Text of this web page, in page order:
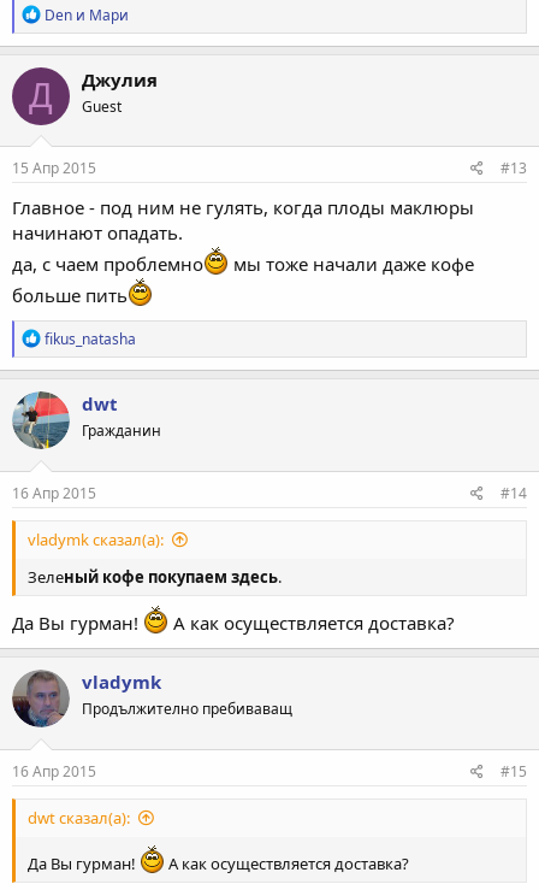
Р
е
а
к
ц
и
и
:
Den и Мари
Д Джулия
Guest
15 Апр 2015 #13
Главное - под ним не гулять, когда плоды маклюры
начинают опадать.
да, с чаем проблемно
мы тоже начали даже кофе
больше пить
Р
е
а
к
ц
и
и
:
fikus_natasha
dwt
Гражданин
16 Апр 2015 #14
vladymk сказал(а):
Зеленый кофе покупаем здесь.
Да Вы гурман! А как осуществляется доставка?
vladymk
Продължително пребиваващ
16 Апр 2015 #15
dwt сказал(а):
Да Вы гурман! А как осуществляется доставка?